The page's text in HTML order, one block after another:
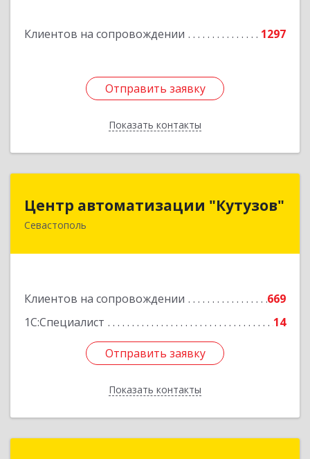
Клиентов на сопровождении 1297
Отправить заявку
Показать контакты
Отправить заявку
Назад
Центр автоматизации "Кутузов"
Севастополь
Клиентов на сопровождении
669
1С:Специалист
14
Отправить заявку
Показать контакты
299011, Севастополь г, Генерала Петрова ул,
Отправить заявку
Назад